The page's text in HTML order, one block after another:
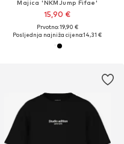
Majica 'NKMJump Fifae'
15,90 €
Prvotno: 19,90 €
Posljednja najniža cijena:14,31 €